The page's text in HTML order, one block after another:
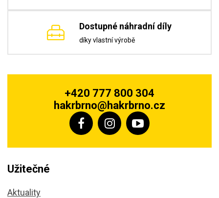
Dostupné náhradní díly
díky vlastní výrobě
+420 777 800 304
hakrbrno@hakrbrno.cz
Užitečné
Aktuality